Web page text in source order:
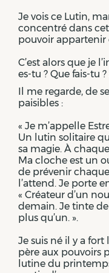
Je vois ce Lutin,
concentré dans
pouvoir appartenir
C’est alors que je
es-tu ? Que fais-tu ?
Il me regarde, de
paisibles :
« Je m’appelle
Un lutin solitaire
sa magie. À
Ma cloche est un
de prévenir
l’attend. Je porte
« Créateur d’un
demain. Je tinte
plus qu’un. ».
Je suis né il y a fort
père aux pouvoirs
lutine du